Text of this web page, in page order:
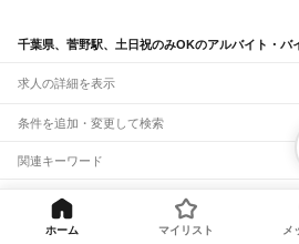
千葉県、菅野駅、土日祝のみOKのアルバイト・バ
求人の詳細を表示
条件を追加・変更して検索
市区町村を追加・変更
千葉県すべて
千葉市
駅を追加・変更
JR武蔵野線
職種を追加・変更
関連キーワード
バイトTOP
市川市
イト・求人
ホーム マイリスト メ